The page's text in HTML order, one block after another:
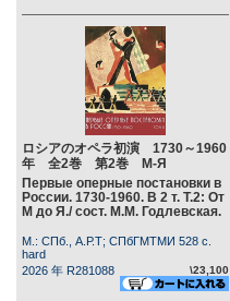
ロシアのオペラ初演 1730～1960
年 全2巻 第2巻 М-Я
Первые оперные постановки в
России. 1730-1960. В 2 т. Т.2: От
М до Я./ сост. М.М. Годлевская.
М.: СПб., А.Р.Т; СПбГМТМИ 528 c.
hard
2026 年 R281088
\23,100